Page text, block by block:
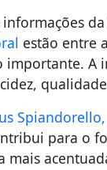
da
estão entre
importante. A
para o
mais